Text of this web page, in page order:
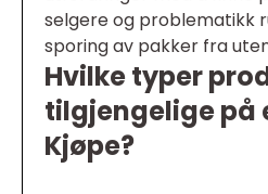
selgere og problematikk
sporing av pakker fra
Hvilke typer
tilgjengelige på
Kjøpe?